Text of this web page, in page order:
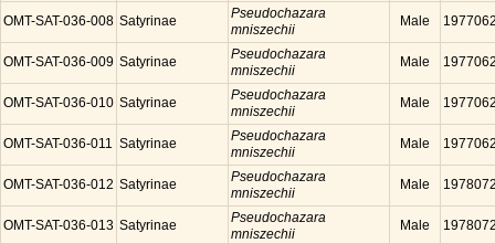
OMT-SAT-036-008 Satyrinae
Pseudochazara
mniszechii
Male
OMT-SAT-036-009 Satyrinae
Pseudochazara
mniszechii
Male
OMT-SAT-036-010 Satyrinae
Pseudochazara
mniszechii
Male
OMT-SAT-036-011 Satyrinae
Pseudochazara
mniszechii
Male
OMT-SAT-036-012 Satyrinae
Pseudochazara
mniszechii
Male
OMT-SAT-036-013 Satyrinae
Pseudochazara
mniszechii
Male